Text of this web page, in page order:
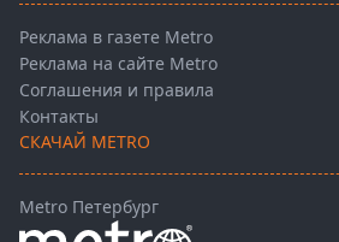
Реклама в газете Metro
Реклама на сайте Metro
Соглашения и правила
Контакты
СКАЧАЙ METRO
Metro Петербург